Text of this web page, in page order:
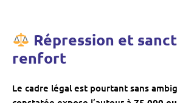
Répression et
renfort
Le cadre légal est pourtant sans